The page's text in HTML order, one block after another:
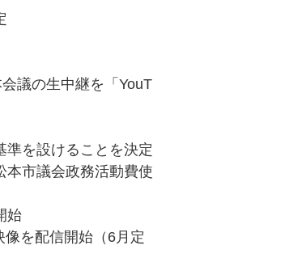
議の生中継を「YouT
を設けることを決定
本市議会政務活動費使
始
を配信開始（6月定